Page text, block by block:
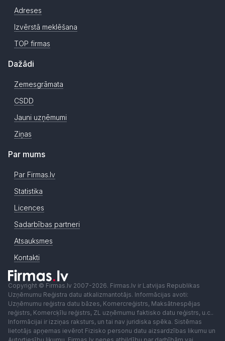
Adreses
Izvērstā meklēšana
TOP firmas
Dažādi
Zemesgrāmata
CSDD
Jauni uzņēmumi
Ziņas
Par mums
Par Firmas.lv
Statistika
Licences
Sadarbības partneri
Atsauksmes
Kontakti
Copyright © Firmas.lv 2007-2026. Firmas.lv ir Latvijas Republikas
Uzņēmumu Reģistra datu atkalizmantotājs. Informācijas avoti:
Uzņēmumu reģistra datu bāzes, Komercreģistrs, Maksātnespējas
reģistrs, Komercķīlu reģistrs, ZL uzņēmumu faktisko datu reģistrs, u.c..
Informācijai ir izziņas raksturs, un tai nav juridiska spēka. Sistēmas
lietotājs apņemas ievērot Fizisko personu datu aizsardzības likumu un